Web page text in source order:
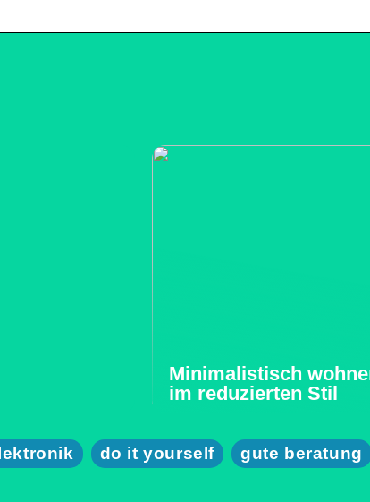
Minimalistisch
im reduzierten Stil
do it yourself gute beratung